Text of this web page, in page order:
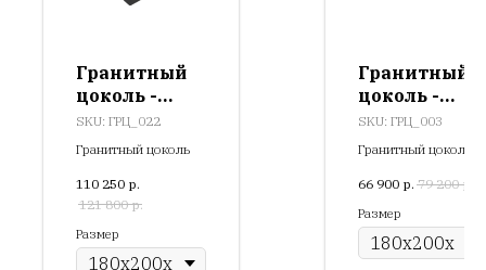
Гранитный
цоколь -
ГРЦ_022
SKU: ГРЦ_022
Гранитный цоколь
110 250 р.
121 800 р.
Размер
Гранитный
цоколь -
ГРЦ_003
SKU: ГРЦ_003
Гранитный цоколь
66 900 р. 79 200 р.
Размер